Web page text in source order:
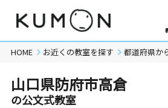
HOME お近くの教室を探す 都道府県か
山口県防府市高倉
の公文式教室